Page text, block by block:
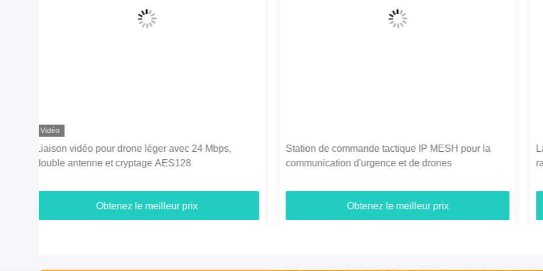
Station de commande tactique IP MESH pour la
communication d'urgence et de drones
Obtenez le meilleur prix
La petite taille et la faible puissance optimisent la
radio en treillis de drone avec un déploiement
Obtenez le meilleur prix